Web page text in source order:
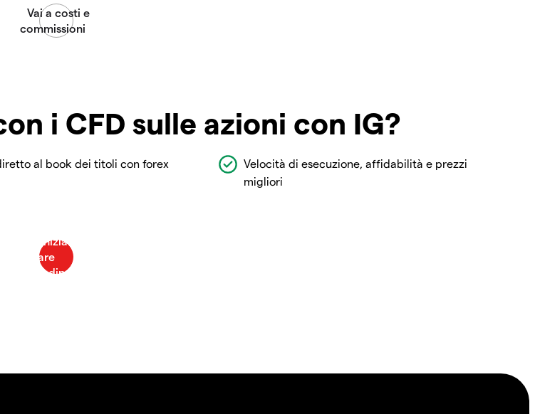
i CFD sulle azioni con IG?
al book dei titoli con forex
Velocità di esecuzione, affidabilità e prezzi
migliori